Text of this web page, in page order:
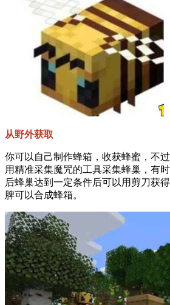
从野外获取
你可以自己制作蜂箱，收获蜂蜜，不
用精准采集魔咒的工具采集蜂巢，有
后蜂巢达到一定条件后可以用剪刀获
脾可以合成蜂箱。